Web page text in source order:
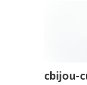
cbijou-